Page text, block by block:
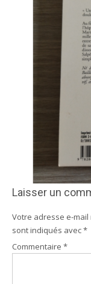
Laisser un
Votre adresse e-
sont indiqués avec*
Commentaire *